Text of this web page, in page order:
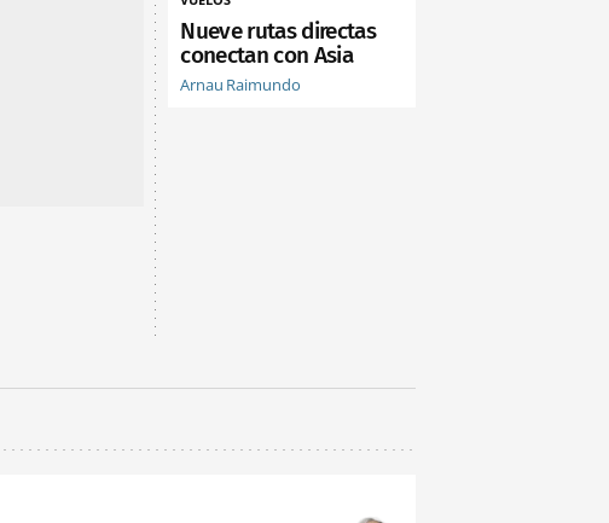
Nueve rutas directas
conectan con Asia
Arnau Raimundo